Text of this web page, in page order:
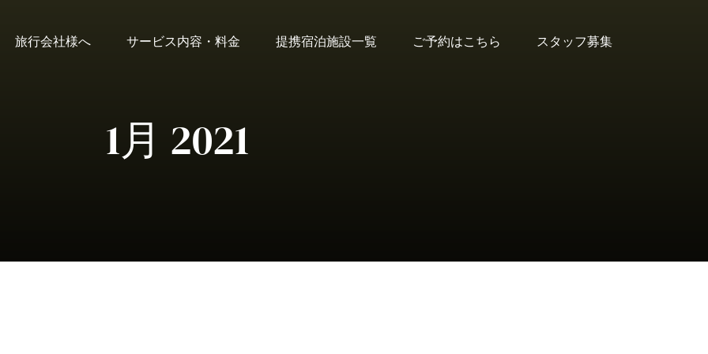
旅行会社様へ サービス内容・料金 提携宿泊施設一覧 ご予約はこちら スタッフ募集
1月 2021